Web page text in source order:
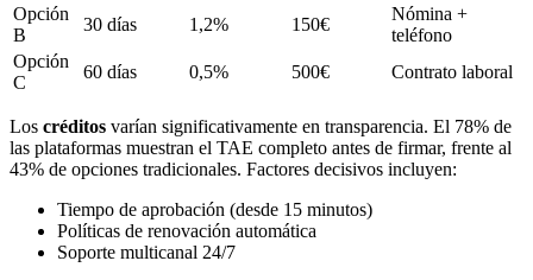
Opción
B
30 días 1,2% 150€
Nómina +
teléfono
Opción
C
60 días 0,5% 500€ Contrato laboral
Los créditos varían significativamente en transparencia. El 78% de
las plataformas muestran el TAE completo antes de firmar, frente al
43% de opciones tradicionales. Factores decisivos incluyen:
Tiempo de aprobación (desde 15 minutos)
Políticas de renovación automática
Soporte multicanal 24/7